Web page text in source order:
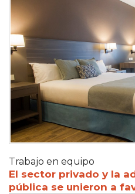
Trabajo en equipo
El sector privado y la
pública se unieron a